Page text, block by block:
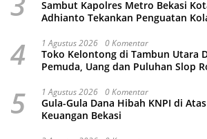
Sambut Kapolres Metro Bekasi
Adhianto Tekankan Penguatan
4 1 Agustus 2026 0 Komentar
Toko Kelontong di Tambun Utara
Pemuda, Uang dan Puluhan Slop
5 1 Agustus 2026 0 Komentar
Gula-Gula Dana Hibah KNPI di
Keuangan Bekasi